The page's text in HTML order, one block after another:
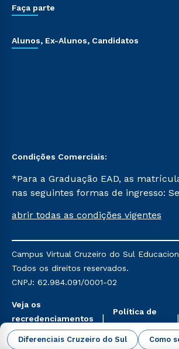
Diferenciais Cruzeiro do Sul Como
Faça parte
Alunos, Ex-Alunos, Candidatos
Condições Comerciais:
*Para a Graduação EAD, as
nas seguintes formas de ingresso:
Já para as demais, a taxa de
mencionadas são referentes aos
Religioso, Geografia para a Docência
do Ensino de História: Questões
abrir todas as condições vigentes
Campus Virtual Cruzeiro do Sul
Todos os direitos reservados.
CNPJ: 62.984.091/0001-02
Veja os
recredenciamentos
aqui
Política de
Privacidade